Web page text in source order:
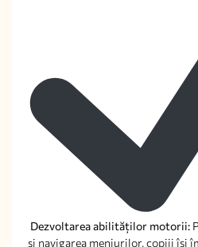
Dezvoltarea abilităților motorii:
și navigarea meniurilor, copiii își